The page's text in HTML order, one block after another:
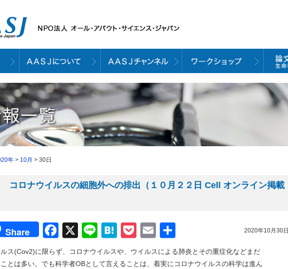
年 > 10月 > 30日
コロナウイルスの細胞外への排出（１０月２２日 Cell オンライン掲載
2020年10月30日
Share Facebook
X LineHatena
Pocket
Email
有
ス(Cov2)に限らず、コロナウイルスや、ウイルスによる肺炎とその重症化などまだ
とは多い。でも科学者OBとして言えることは、着実にコロナウイルスの科学は進ん